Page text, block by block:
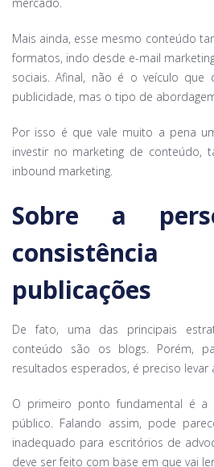
Mais ainda, esse mesmo conteúdo
formatos, indo desde e-mail
sociais. Afinal, não é o veículo que
publicidade, mas o tipo de
Por isso é que vale muito a pena
investir no marketing de conteúdo,
inbound marketing.
Sobre a
publicações
De fato, uma das principais
conteúdo são os blogs. Porém,
resultados esperados, é preciso levar
O primeiro ponto fundamental é
público. Falando assim, pode
inadequado para escritórios de
deve ser feito com base em que vai